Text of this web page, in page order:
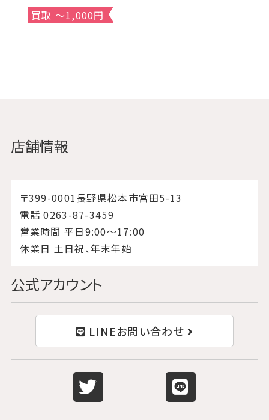
買取 ～1,000円
店舗情報
〒399-0001長野県松本市宮田5-13
電話 0263-87-3459
営業時間 平日9:00〜17:00
休業日 土日祝、年末年始
公式アカウント
LINEお問い合わせ